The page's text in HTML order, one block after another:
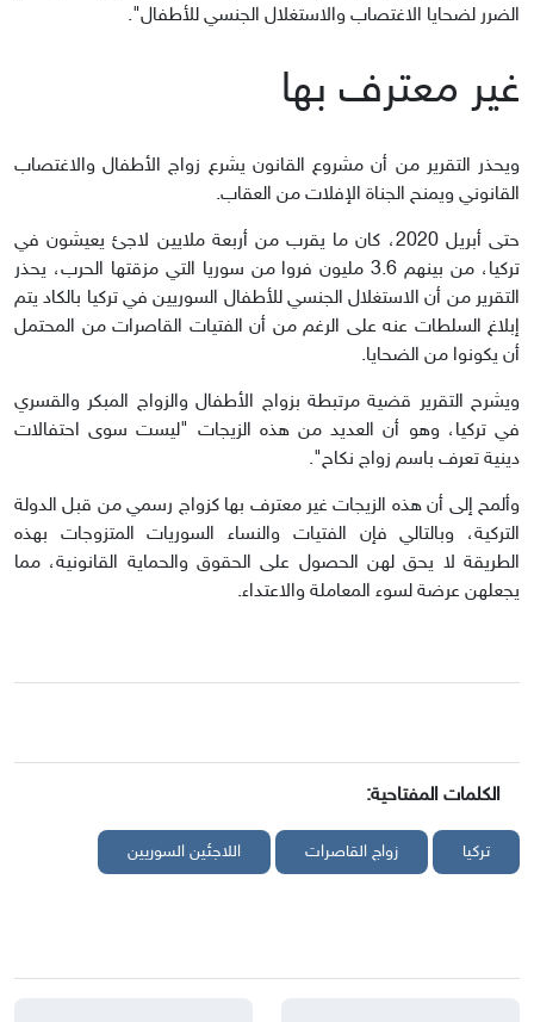
الضرر لضحايا الاغتصاب والاستغلال الجنسي للأطفال".
غير معترف بها
ويحذر التقرير من أن مشروع القانون يشرع زواج الأطفال والاغتصاب
القانوني ويمنح الجناة الإفلات من العقاب.
حتى أبريل 2020، كان ما يقرب من أربعة ملايين لاجئ يعيشون في
تركيا، من بينهم 3.6 مليون فروا من سوريا التي مزقتها الحرب، يحذر
التقرير من أن الاستغلال الجنسي للأطفال السوريين في تركيا بالكاد يتم
إبلاغ السلطات عنه على الرغم من أن الفتيات القاصرات من المحتمل
أن يكونوا من الضحايا.
ويشرح التقرير قضية مرتبطة بزواج الأطفال والزواج المبكر والقسري
في تركيا، وهو أن العديد من هذه الزيجات "ليست سوى احتفالات
دينية تعرف باسم زواج نكاح".
وألمح إلى أن هذه الزيجات غير معترف بها كزواج رسمي من قبل الدولة
التركية، وبالتالي فإن الفتيات والنساء السوريات المتزوجات بهذه
الطريقة لا يحق لهن الحصول على الحقوق والحماية القانونية، مما
يجعلهن عرضة لسوء المعاملة والاعتداء.
الكلمات المفتاحية:
تركيا زواج القاصرات اللاجئين السوريين